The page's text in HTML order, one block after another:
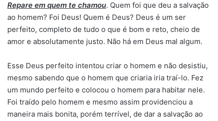
Repare em quem te chamou. Quem foi que deu a salvação
ao homem? Foi Deus! Quem é Deus? Deus é um ser
perfeito, completo de tudo o que é bom e reto, cheio de
amor e absolutamente justo. Não há em Deus mal algum.
Esse Deus perfeito intentou criar o homem e não desistiu,
mesmo sabendo que o homem que criaria iria traí-lo. Fez
um mundo perfeito e colocou o homem para habitar nele.
Foi traído pelo homem e mesmo assim providenciou a
maneira mais bonita, porém terrível, de dar a salvação ao